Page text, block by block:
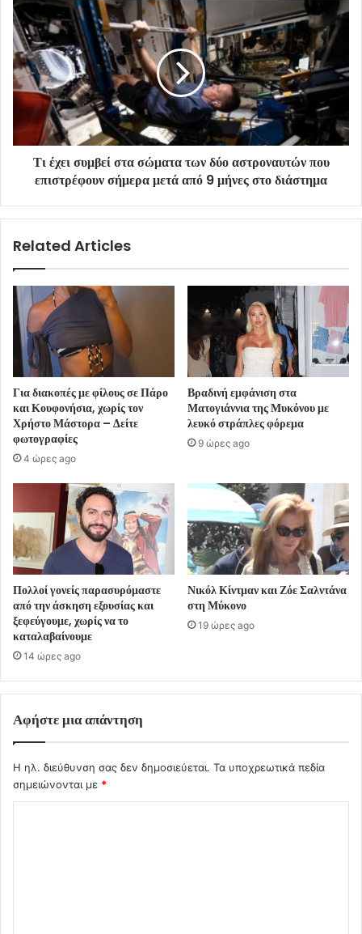
Τι έχει συμβεί στα σώματα των δύο αστροναυτών που
επιστρέφουν σήμερα μετά από 9 μήνες στο διάστημα
Related Articles
Για διακοπές με φίλους σε Πάρο
και Κουφονήσια, χωρίς τον
Χρήστο Μάστορα – Δείτε
φωτογραφίες
4 ώρες ago
Βραδινή εμφάνιση στα
Ματογιάννια της Μυκόνου με
λευκό στράπλες φόρεμα
9 ώρες ago
Πολλοί γονείς παρασυρόμαστε
από την άσκηση εξουσίας και
ξεφεύγουμε, χωρίς να το
καταλαβαίνουμε
14 ώρες ago
Νικόλ Κίντμαν και Ζόε Σαλντάνα
στη Μύκονο
19 ώρες ago
Αφήστε μια απάντηση
Η ηλ. διεύθυνση σας δεν δημοσιεύεται. Τα υποχρεωτικά πεδία
σημειώνονται με *